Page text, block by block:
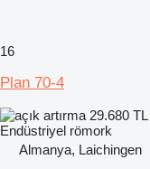
16
Plan 70-4
29.680 TL
Endüstriyel römork
Almanya, Laichingen